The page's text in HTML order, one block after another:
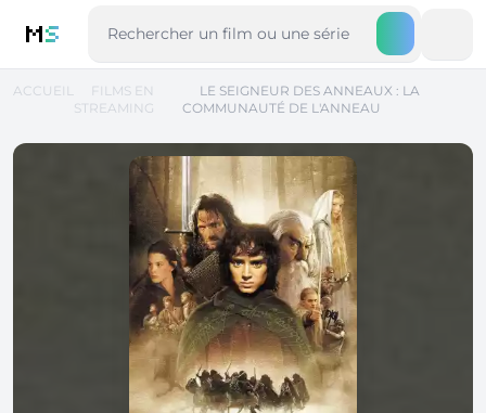
MS
ACCUEIL
FILMS EN
STREAMING
LE SEIGNEUR DES ANNEAUX : LA
COMMUNAUTÉ DE L'ANNEAU